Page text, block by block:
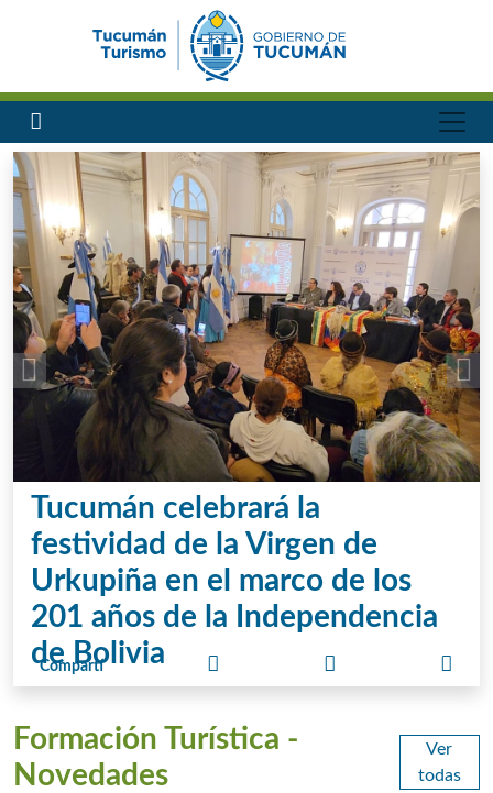
Tucumán celebrará la
festividad de la Virgen de
Urkupiña en el marco de los
201 años de la Independencia
de Bolivia
el Ente Tucumán Turismo y reunirá ...
Compartí
Previous
Formación Turística -
Novedades
Ver
todas